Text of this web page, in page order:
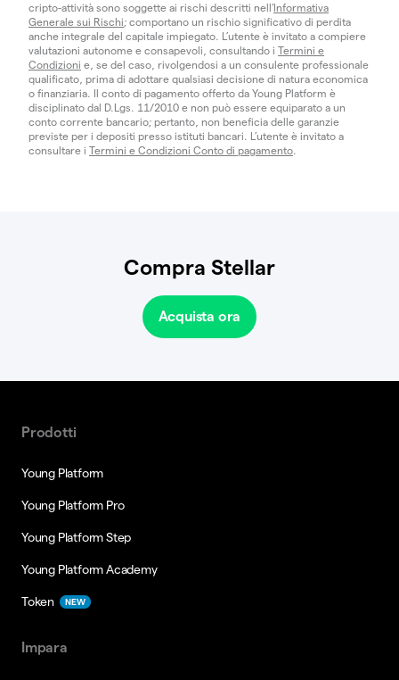
cripto-attività sono soggette ai rischi descritti nell'Informativa
Generale sui Rischi; comportano un rischio significativo di perdita
anche integrale del capitale impiegato. L’utente è invitato a compiere
valutazioni autonome e consapevoli, consultando i Termini e
Condizioni e, se del caso, rivolgendosi a un consulente professionale
qualificato, prima di adottare qualsiasi decisione di natura economica
o finanziaria. Il conto di pagamento offerto da Young Platform è
disciplinato dal D.Lgs. 11/2010 e non può essere equiparato a un
conto corrente bancario; pertanto, non beneficia delle garanzie
previste per i depositi presso istituti bancari. L’utente è invitato a
consultare i Termini e Condizioni Conto di pagamento.
Compra Stellar
Acquista ora
Prodotti
Young Platform
Young Platform Pro
Young Platform Step
Young Platform Academy
Token NEW
Impara